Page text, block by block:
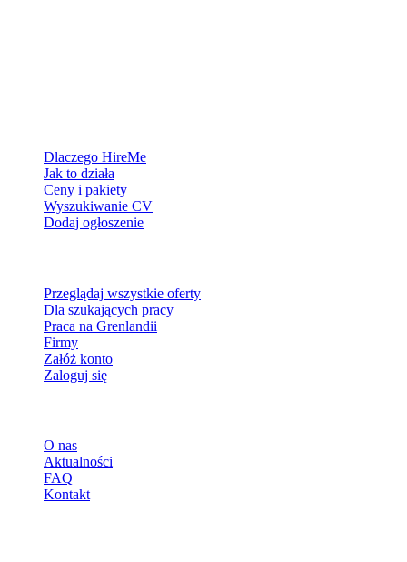
Dlaczego HireMe
Jak to działa
Ceny i pakiety
Wyszukiwanie CV
Dodaj ogłoszenie
Przeglądaj wszystkie oferty
Dla szukających pracy
Praca na Grenlandii
Firmy
Załóż konto
Zaloguj się
O nas
Aktualności
FAQ
Kontakt